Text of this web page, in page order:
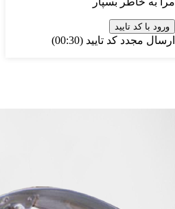
ورود با کد تایید
ارسال مجدد کد تایید (00:
30
)